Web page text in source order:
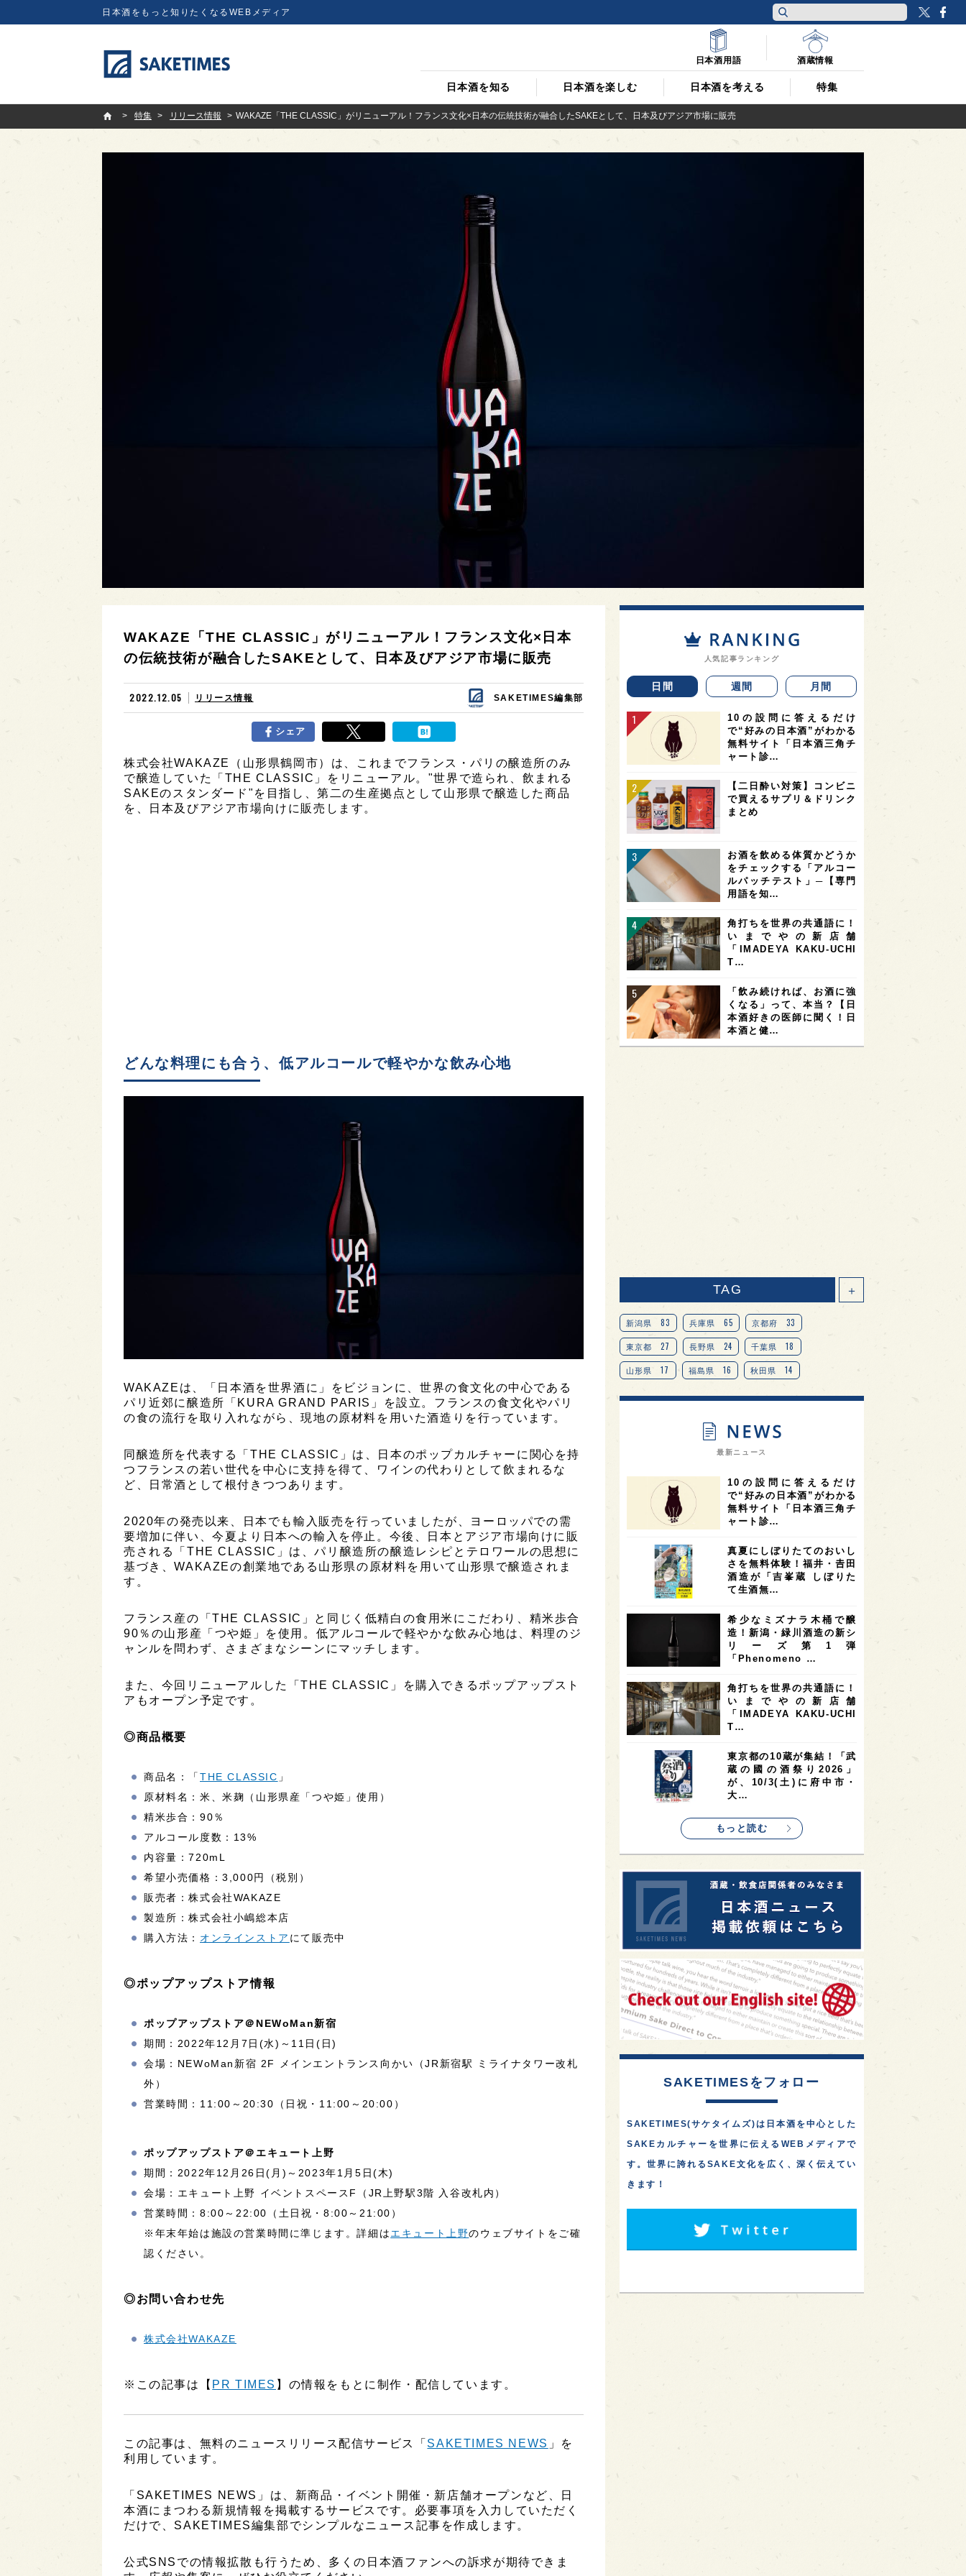
日本酒をもっと知りたくなるWEBメディア
日本酒を知る 日本酒を楽しむ 日本酒を考える 特集
日本酒用語 酒蔵情報
SAKETIMES
特集
リリース情報 WAKAZE「THE CLASSIC」がリニューアル！フランス文化×日本の伝統技術が融合したSAKEとして、日本及びアジア市場に販売
WAKAZE「THE CLASSIC」がリニューアル！フランス文化×日本
の伝統技術が融合したSAKEとして、日本及びアジア市場に販売
2022.12.05 リリース情報 SAKETIMES編集部
シェア
株式会社WAKAZE（山形県鶴岡市）は、これまでフランス・パリの醸造所のみ
で醸造していた「THE CLASSIC」をリニューアル。"世界で造られ、飲まれる
SAKEのスタンダード"を目指し、第二の生産拠点として山形県で醸造した商品
を、日本及びアジア市場向けに販売します。
どんな料理にも合う、低アルコールで軽やかな飲み心地
WAKAZEは、「日本酒を世界酒に」をビジョンに、世界の食文化の中心である
パリ近郊に醸造所「KURA GRAND PARIS」を設立。フランスの食文化やパリ
の食の流行を取り入れながら、現地の原材料を用いた酒造りを行っています。
同醸造所を代表する「THE CLASSIC」は、日本のポップカルチャーに関心を持
つフランスの若い世代を中心に支持を得て、ワインの代わりとして飲まれるな
ど、日常酒として根付きつつあります。
2020年の発売以来、日本でも輸入販売を行っていましたが、ヨーロッパでの需
要増加に伴い、今夏より日本への輸入を停止。今後、日本とアジア市場向けに販
売される「THE CLASSIC」は、パリ醸造所の醸造レシピとテロワールの思想に
基づき、WAKAZEの創業地である山形県の原材料を用いて山形県で醸造されま
す。
フランス産の「THE CLASSIC」と同じく低精白の食用米にこだわり、精米歩合
90％の山形産「つや姫」を使用。低アルコールで軽やかな飲み心地は、料理のジ
ャンルを問わず、さまざまなシーンにマッチします。
また、今回リニューアルした「THE CLASSIC」を購入できるポップアップスト
アもオープン予定です。
◎商品概要
商品名：「 THE CLASSIC 」
原材料名：米、米麹（山形県産「つや姫」使用）
精米歩合：90％
アルコール度数：13%
内容量：720mL
希望小売価格：3,000円（税別）
販売者：株式会社WAKAZE
製造所：株式会社小嶋総本店
購入方法： オンラインストア にて販売中
◎ポップアップストア情報
ポップアップストア＠NEWoMan新宿
期間：2022年12月7日(水)～11日(日)
会場：NEWoMan新宿 2F メインエントランス向かい（JR新宿駅 ミライナタワー改札
外）
営業時間：11:00～20:30（日祝・11:00～20:00）
ポップアップストア＠エキュート上野
期間：2022年12月26日(月)～2023年1月5日(木)
会場：エキュート上野 イベントスペースF（JR上野駅3階 入谷改札内）
営業時間：8:00～22:00（土日祝・8:00～21:00）
※年末年始は施設の営業時間に準じます。詳細はエキュート上野のウェブサイトをご確
認ください。
◎お問い合わせ先
株式会社WAKAZE
※この記事は【 PR TIMES 】の情報をもとに制作・配信しています。
この記事は、無料のニュースリリース配信サービス「 SAKETIMES NEWS 」を
利用しています。
「SAKETIMES NEWS」は、新商品・イベント開催・新店舗オープンなど、日
本酒にまつわる新規情報を掲載するサービスです。必要事項を入力していただく
だけで、SAKETIMES編集部でシンプルなニュース記事を作成します。
公式SNSでの情報拡散も行うため、多くの日本酒ファンへの訴求が期待できま
人気記事ランキング
日間 週間 月間
10の設問に答えるだけ
で“好みの日本酒”がわかる
無料サイト「日本酒三角チ
ャート診…
【二日酔い対策】コンビニ
で買えるサプリ＆ドリンク
まとめ
お酒を飲める体質かどうか
をチェックする「アルコー
ルパッチテスト」─【専門
用語を知…
角打ちを世界の共通語に！
いまでやの新店舗
「IMADEYA KAKU-UCHI
T…
「飲み続ければ、お酒に強
くなる」って、本当？【日
本酒好きの医師に聞く！日
本酒と健…
TAG ＋
新潟県 83 兵庫県 65 京都府 33
東京都 27 長野県 24 千葉県 18
山形県 17 福島県 16 秋田県 14
愛知県 14 宮城県 14 岐阜県 13
オピニオンリーダーの視点 9
奈良県 滋賀県 7 和歌山県 6
富山県 6 フランス 6 高知県 5 島根県 5
4 アメリカ 4 神奈川県 4
4 三重県 大阪府 3
オーストラリア 台湾 2 アジア 2
SAKEの時代を生きる 静岡県 1 長崎県
全蔵めぐり 1 シンガポール 1 カナダ 1
群馬県 1 熊本県 徳島県
イギリス 1 ノルウェー 1 新宿区 1
歌舞伎町 1 1 鳥取県 1
saketimes_image_4
最新ニュース
10の設問に答えるだけ
で“好みの日本酒”がわかる
無料サイト「日本酒三角チ
ャート診…
真夏にしぼりたてのおいし
さを無料体験！福井・𠮷田
酒造が「吉峯蔵 しぼりた
て生酒無…
希少なミズナラ木桶で醸
造！新潟・緑川酒造の新シ
リーズ第1弾
「Phenomeno …
角打ちを世界の共通語に！
いまでやの新店舗
「IMADEYA KAKU-UCHI
T…
東京都の10蔵が集結！「武
蔵の國の酒祭り2026」
が、10/3(土)に府中市・
大…
もっと読む
SAKETIMESをフォロー
SAKETIMES(サケタイムズ)は日本酒を中心とした
SAKEカルチャーを世界に伝えるWEBメディアで
す。世界に誇れるSAKE文化を広く、深く伝えてい
きます！